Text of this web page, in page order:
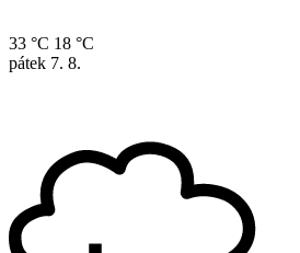
33 °C 18 °C
pátek 7. 8.